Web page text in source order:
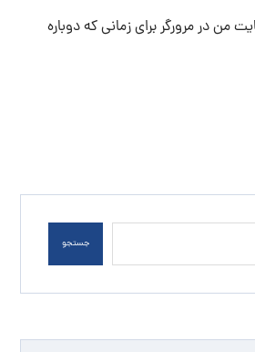
من در مرورگر برای زمانی که دوباره
جستجو